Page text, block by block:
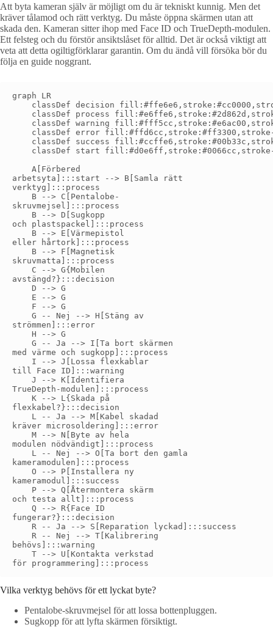
Att byta kameran själv är möjligt om du är tekniskt kunnig. Men det
kräver tålamod och rätt verktyg. Du måste öppna skärmen utan att
skada den. Kameran sitter ihop med Face ID och TrueDepth-modulen.
Ett felsteg och du förstör ansiktslåset för alltid. Det är också viktigt att
veta att detta ogiltigförklarar garantin. Om du ändå vill försöka bör du
följa en guide noggrant.
graph LR
classDef decision
classDef process
classDef warning
classDef error
classDef success
classDef start
    A[Förbered
arbetsyta]:::start --> B[Samla rätt
verktyg]:::process
    B --> C[Pentalobe-
skruvmejsel]:::process
    B --> D[Sugkopp
och plastspackel]:::process
    B --> E[Värmepistol
eller hårtork]:::process
    B --> F[Magnetisk
skruvmatta]:::process
    C --> G{Mobilen
avstängd?}:::decision
    D --> G
    E --> G
    F --> G
    G -- Nej --> H[Stäng av
strömmen]:::error
    H --> G
    G -- Ja --> I[Ta bort skärmen
med värme och sugkopp]:::process
    I --> J[Lossa flexkablar
till Face ID]:::warning
    J --> K[Identifiera
TrueDepth-modulen]:::process
    K --> L{Skada på
flexkabel?}:::decision
    L -- Ja --> M[Kabel skadad
kräver microsoldering]:::error
    M --> N[Byte av hela
modulen nödvändigt]:::process
    L -- Nej --> O[Ta bort den gamla
kameramodulen]:::process
    O --> P[Installera ny
kameramodul]:::success
    P --> Q[Återmontera skärm
och testa allt]:::process
    Q --> R{Face ID
fungerar?}:::decision
    R -- Ja --> S[Reparation lyckad]:::success
    R -- Nej --> T[Kalibrering
behövs]:::warning
    T --> U[Kontakta verkstad
Vilka verktyg behövs för ett lyckat byte?
Pentalobe-skruvmejsel för att lossa bottenpluggen.
Sugkopp för att lyfta skärmen försiktigt.